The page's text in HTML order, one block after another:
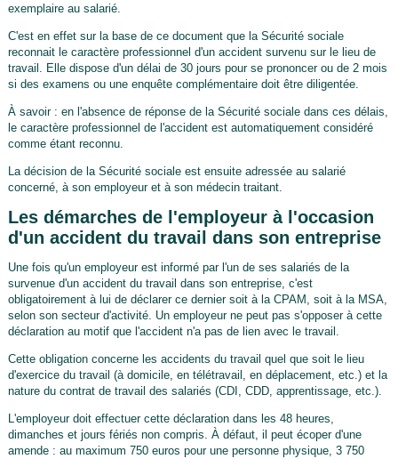
exemplaire au salarié.
C'est en effet sur la base de ce document que la Sécurité sociale
reconnait le caractère professionnel d'un accident survenu sur le lieu de
travail. Elle dispose d'un délai de 30 jours pour se prononcer ou de 2 mois
si des examens ou une enquête complémentaire doit être diligentée.
À savoir : en l'absence de réponse de la Sécurité sociale dans ces délais,
le caractère professionnel de l'accident est automatiquement considéré
comme étant reconnu.
La décision de la Sécurité sociale est ensuite adressée au salarié
concerné, à son employeur et à son médecin traitant.
Les démarches de l'employeur à l'occasion
d'un accident du travail dans son entreprise
Une fois qu'un employeur est informé par l'un de ses salariés de la
survenue d'un accident du travail dans son entreprise, c'est
obligatoirement à lui de déclarer ce dernier soit à la CPAM, soit à la MSA,
selon son secteur d'activité. Un employeur ne peut pas s'opposer à cette
déclaration au motif que l'accident n'a pas de lien avec le travail.
Cette obligation concerne les accidents du travail quel que soit le lieu
d'exercice du travail (à domicile, en télétravail, en déplacement, etc.) et la
nature du contrat de travail des salariés (CDI, CDD, apprentissage, etc.).
L'employeur doit effectuer cette déclaration dans les 48 heures,
dimanches et jours fériés non compris. À défaut, il peut écoper d'une
amende : au maximum 750 euros pour une personne physique, 3 750